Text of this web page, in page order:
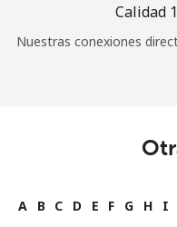
Calidad
Nuestras conexiones
A B C D E F G H I